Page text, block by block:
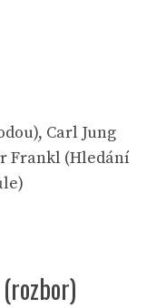
Carl Jung
Frankl (Hledání